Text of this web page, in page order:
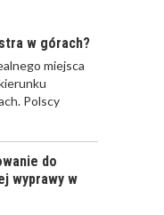
w górach?
miejsca
Polscy
do
wyprawy w